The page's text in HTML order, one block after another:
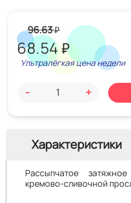
96.63₽
68.54₽
Ультралёгкая цена недели
- +
Характеристики
Рассыпчатое
кремово-сливочной